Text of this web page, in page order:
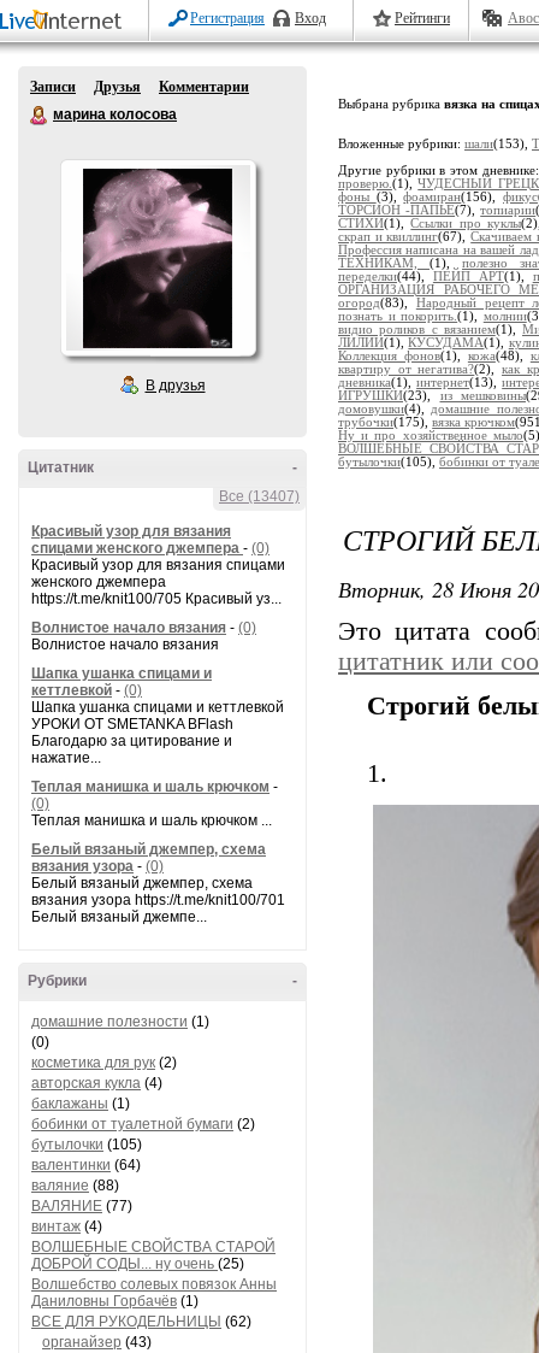
Регистрация Вход Рейтинги
Записи Друзья
Комментарии
марина колосова
В друзья
-
Цитатник
Все (13407)
Красивый узор для вязания
спицами женского джемпера - (0)
Красивый узор для вязания спицами
женского джемпера
https://t.me/knit100/705 Красивый уз...
Волнистое начало вязания - (0)
Волнистое начало вязания
Шапка ушанка спицами и
кеттлевкой - (0)
Шапка ушанка спицами и кеттлевкой
УРОКИ ОТ SMETANKA BFlash
Благодарю за цитирование и
нажатие...
Теплая манишка и шаль крючком -
(0)
Теплая манишка и шаль крючком ...
Белый вязаный джемпер, схема
вязания узора - (0)
Белый вязаный джемпер, схема
вязания узора https://t.me/knit100/701
Белый вязаный джемпе...
-
Рубрики
домашние полезности (1)
(0)
косметика для рук (2)
авторская кукла (4)
баклажаны (1)
бобинки от туалетной бумаги (2)
бутылочки (105)
валентинки (64)
валяние (88)
ВАЛЯНИЕ (77)
винтаж (4)
ВОЛШЕБНЫЕ СВОЙСТВА СТАРОЙ
ДОБРОЙ СОДЫ... ну очень (25)
Волшебство солевых повязок Анны
Даниловны Горбачёв (1)
ВСЕ ДЛЯ РУКОДЕЛЬНИЦЫ (62)
органайзер (43)
Выбрана рубрика вязка на
Вложенные рубрики: шали(153),
Другие рубрики в этом
проверю. (1),ЧУДЕСНЫЙ
фоны (3),фоамиран(156),фикус
ТОРСИОН -ПАПЬЕ(7),топиарии
СТИХИ(1),Ссылки про куклы
скрап и квиллинг(67),Скачиваем
Профессия написана на вашей
ТЕХНИКАМ, (1), полезно
переделки(44), ПЕЙП АРТ(1),
ОРГАНИЗАЦИЯ РАБОЧЕГО
огород(83), Народный рецепт
познать и покорить.(1), молнии
видио роликов с вязанием(1),
ЛИЛИИ(1),КУСУДАМА(1),
Коллекция фонов(1), кожа(48),
квартиру от негатива?(2),как
дневника(1),интернет(13),
ИГРУШКИ(23), из мешковины
домовушки(4), домашние
трубочки(175),вязка крючком
Ну и про хозяйственное мыло
ВОЛШЕБНЫЕ СВОЙСТВА
бутылочки(105), бобинки от
СТРОГИЙ
Вторник, 28 Июня
Это цитата
цитатник или
Строгий
1.